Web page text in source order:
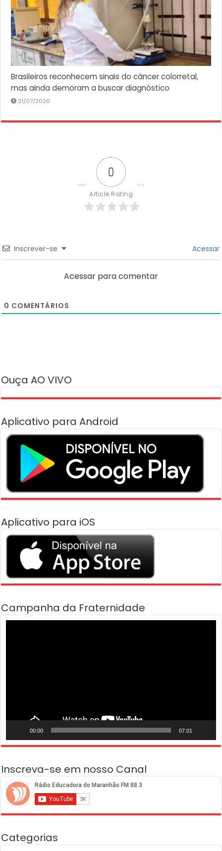
Brasileiros reconhecem sinais do câncer colorretal,
mas ainda demoram a buscar diagnóstico
21/07/2026
0
Article Rating
Inscrever-se Acessar
Acessar para comentar
0 COMENTÁRIOS
Ouça AO VIVO
Aplicativo para Android
Aplicativo para iOS
Campanha da Fraternidade
00:00 07:01
Inscreva-se em nosso Canal
Categorias